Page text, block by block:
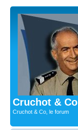
Cruchot & Co
Cruchot & Co, le forum